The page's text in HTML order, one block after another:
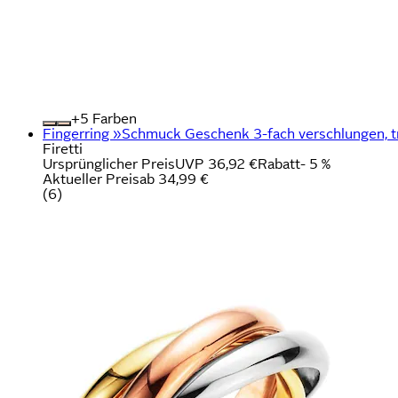
+
Farben
Fingerring »Schmuck Geschenk 3-fach verschlungen,
Firetti
Ursprünglicher PreisUVP 36,92 €Rabatt- 5 %
Aktueller Preisab 34,99 €
(6)